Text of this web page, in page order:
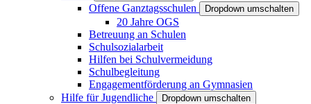
Offene Ganztagsschulen Dropdown umschalten
20 Jahre OGS
Betreuung an Schulen
Schulsozialarbeit
Hilfen bei Schulvermeidung
Schulbegleitung
Engagementförderung an Gymnasien
Hilfe für Jugendliche
Dropdown umschalten